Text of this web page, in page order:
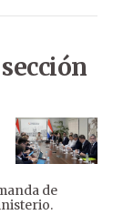
de